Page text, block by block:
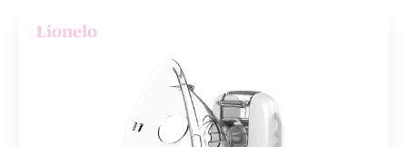
Lionelo